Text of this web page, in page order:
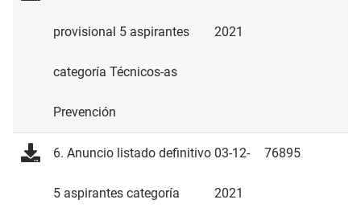
provisional 5 aspirantes
categoría Técnicos-as
Prevención
2021
6. Anuncio listado definitivo
5 aspirantes categoría
03-12-
2021
76895